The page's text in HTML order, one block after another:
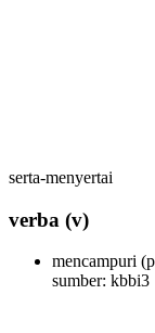
serta-menyertai
verba (v)
mencampuri
sumber: kbbi3